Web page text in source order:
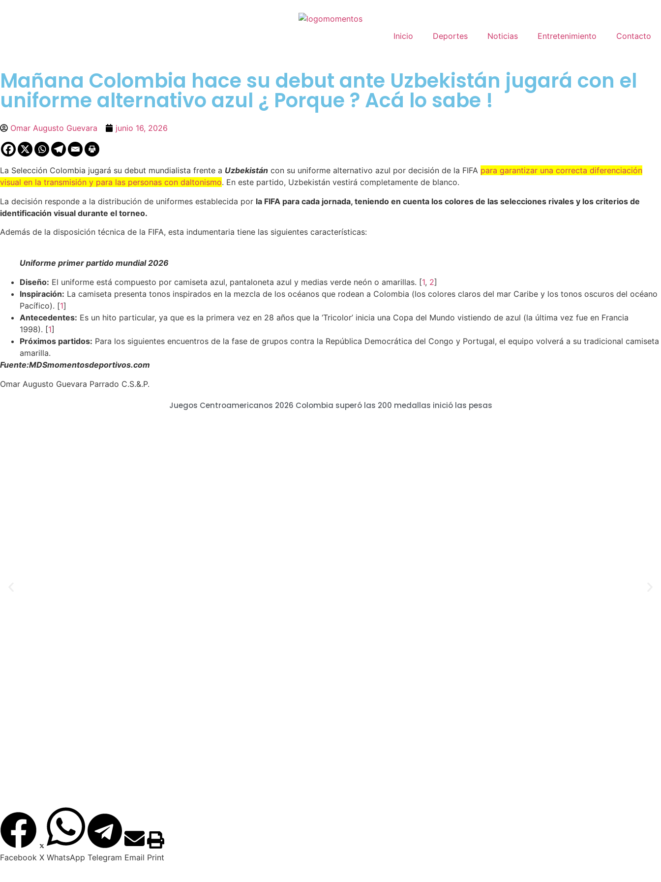
Inicio Deportes Noticias Entretenimiento Contacto
Mañana Colombia hace su debut ante Uzbekistán jugará con el
uniforme alternativo azul ¿ Porque ? Acá lo sabe !
Omar Augusto Guevara junio 16, 2026
La Selección Colombia jugará su debut mundialista frente a Uzbekistán con su uniforme alternativo azul por decisión de la FIFA para garantizar una correcta diferenciación
visual en la transmisión y para las personas con daltonismo. En este partido, Uzbekistán vestirá completamente de blanco.
La decisión responde a la distribución de uniformes establecida por la FIFA para cada jornada, teniendo en cuenta los colores de las selecciones rivales y los criterios de
identificación visual durante el torneo.
Además de la disposición técnica de la FIFA, esta indumentaria tiene las siguientes características:
Uniforme primer partido mundial 2026
Diseño: El uniforme está compuesto por camiseta azul, pantaloneta azul y medias verde neón o amarillas. [1, 2]
Inspiración: La camiseta presenta tonos inspirados en la mezcla de los océanos que rodean a Colombia (los colores claros del mar Caribe y los tonos oscuros del océano
Pacífico). [1]
Antecedentes: Es un hito particular, ya que es la primera vez en 28 años que la ‘Tricolor’ inicia una Copa del Mundo vistiendo de azul (la última vez fue en Francia
1998). [1]
Próximos partidos: Para los siguientes encuentros de la fase de grupos contra la República Democrática del Congo y Portugal, el equipo volverá a su tradicional camiseta
amarilla.
Fuente:MDSmomentosdeportivos.com
Omar Augusto Guevara Parrado C.S.&.P.
Juegos Centroamericanos 2026 Colombia superó las 200 medallas inició las pesas
Facebook X WhatsApp Telegram Email Print